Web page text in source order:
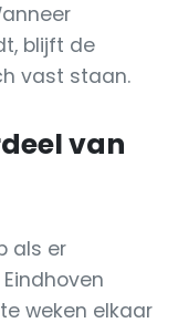
blijft de
vast staan.
van
als er
weken elkaar